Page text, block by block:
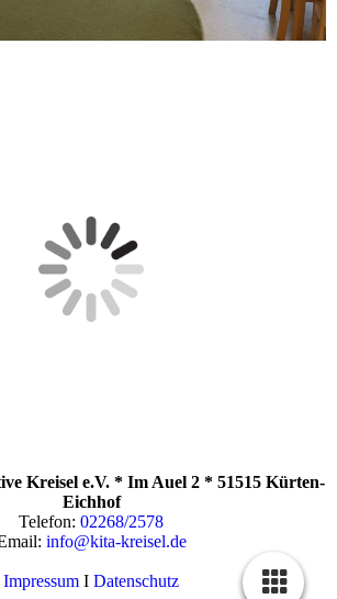
Kreisel e.V. * Im Auel 2 * 51515 Kürten-
Eichhof
Telefon: 02268/2578
info@kita-kreisel.de
Impressum I Datenschutz